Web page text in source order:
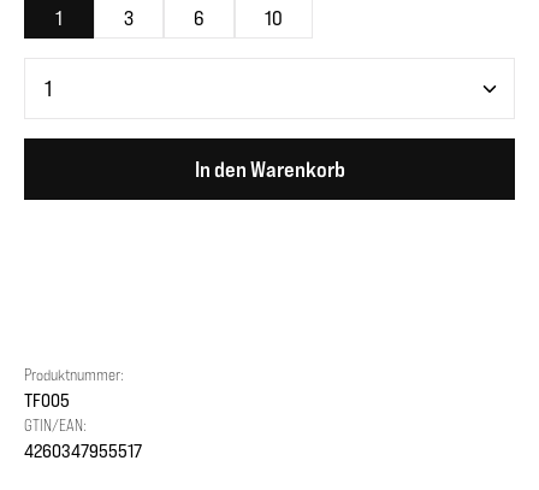
1 3 6 10
In den Warenkorb
Produktnummer:
TF005
GTIN/EAN:
4260347955517